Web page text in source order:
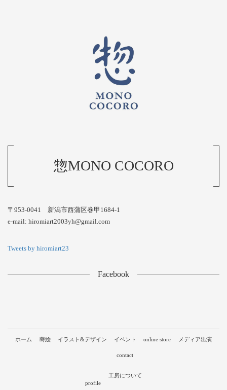
惣MONO COCORO
〒953-0041 新潟市西蒲区巻甲1684-1
e-mail: hiromiart2003yh@gmail.com
Tweets by hiromiart23
Facebook
ホーム 蒔絵 イラスト&デザイン イベント online store メディア出演
profile
contact
工房について